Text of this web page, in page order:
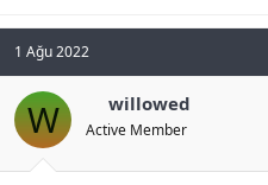
1 Ağu 2022
W willowed
Active Member